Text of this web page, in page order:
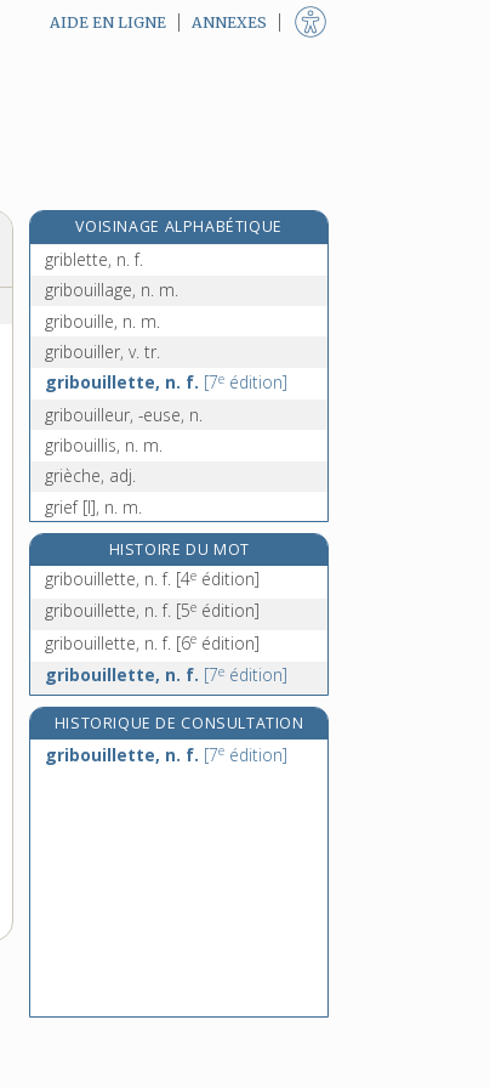
AIDE EN LIGNE ANNEXES
VOISINAGE ALPHABÉTIQUE
gribiche, adj.
griblette, n. f.
gribouillage, n. m.
gribouille, n. m.
gribouiller, v. tr.
gribouillette, n. f. [7e édition]
gribouilleur, -euse, n.
gribouillis, n. m.
grièche, adj.
grief [I], n. m.
grief, iève [II], adj.[8eédition]
grièvement, adv.
grièveté, n. f.
griffade, n. f.
HISTOIRE DU MOT
gribouillette, n. f. [4e édition]
gribouillette, n. f. [5e édition]
gribouillette, n. f. [6e édition]
gribouillette, n. f. [7e édition]
HISTORIQUE DE CONSULTATION
gribouillette, n. f. [7e édition]